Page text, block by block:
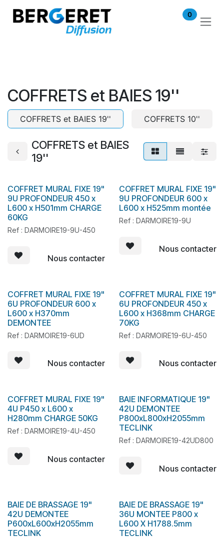
Se rendre au contenu
0
COFFRETS et BAIES 19''
COFFRETS et BAIES 19'' COFFRETS 10''
COFFRETS et BAIES
19''
En stock
COFFRET MURAL FIXE 19"
9U PROFONDEUR 450 x
L600 x H501mm CHARGE
60KG
Ref : DARMOIRE19-9U-450
Nous contacter
COFFRET MURAL FIXE 19"
9U PROFONDEUR 600 x
L600 x H525mm montée
Ref : DARMOIRE19-9U
Nous contacter
COFFRET MURAL FIXE 19"
6U PROFONDEUR 600 x
L600 x H370mm
DEMONTEE
Ref : DARMOIRE19-6UD
Nous contacter
COFFRET MURAL FIXE 19"
6U PROFONDEUR 450 x
L600 x H368mm CHARGE
70KG
Ref : DARMOIRE19-6U-450
Nous contacter
COFFRET MURAL FIXE 19"
4U P450 x L600 x
H280mm CHARGE 50KG
Ref : DARMOIRE19-4U-450
Nous contacter
BAIE INFORMATIQUE 19"
42U DEMONTEE
P800xL800xH2055mm
TECLINK
Ref : DARMOIRE19-42UD800
Nous contacter
BAIE DE BRASSAGE 19"
42U DEMONTEE
P600xL600xH2055mm
TECLINK
BAIE DE BRASSAGE 19"
36U MONTEE P800 x
L600 X H1788.5mm
TECLINK